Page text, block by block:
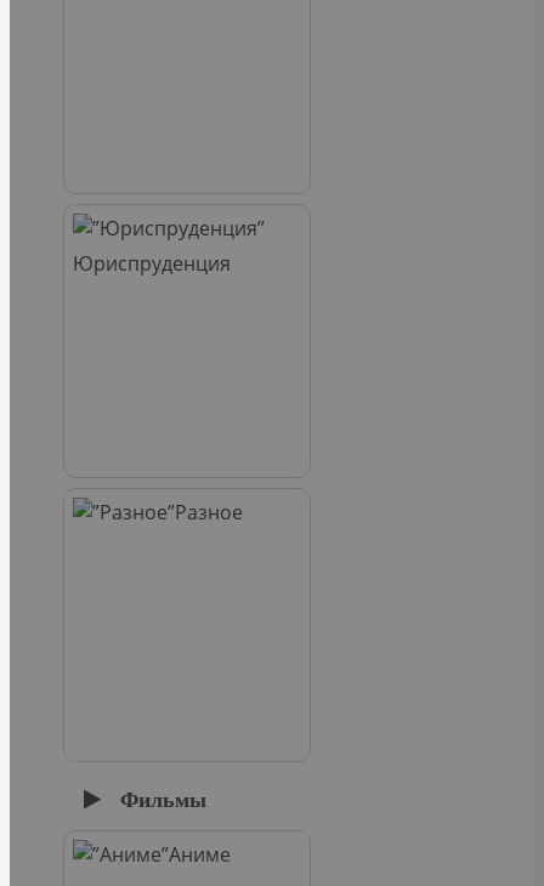
Юриспруденция
Разное
Фильмы
Аниме